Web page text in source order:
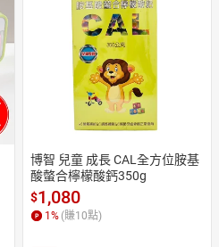
博智 兒童 成長 CAL全方位胺基
酸螫合檸檬酸鈣350g
$1,080
1% (賺10點)